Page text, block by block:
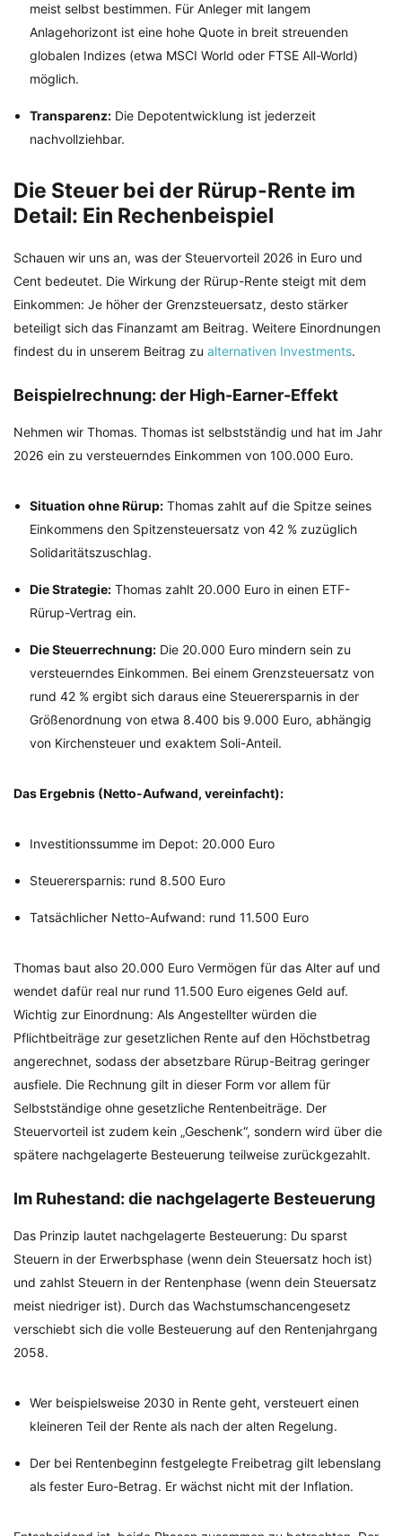
meist selbst bestimmen. Für Anleger mit langem
Anlagehorizont ist eine hohe Quote in breit streuenden
globalen Indizes (etwa MSCI World oder FTSE All-World)
möglich.
Transparenz: Die Depotentwicklung ist jederzeit
nachvollziehbar.
Die Steuer bei der Rürup-Rente im
Detail: Ein Rechenbeispiel
Schauen wir uns an, was der Steuervorteil 2026 in Euro und
Cent bedeutet. Die Wirkung der Rürup-Rente steigt mit dem
Einkommen: Je höher der Grenzsteuersatz, desto stärker
beteiligt sich das Finanzamt am Beitrag. Weitere Einordnungen
findest du in unserem Beitrag zu alternativen Investments.
Beispielrechnung: der High-Earner-Effekt
Nehmen wir Thomas. Thomas ist selbstständig und hat im Jahr
2026 ein zu versteuerndes Einkommen von 100.000 Euro.
Situation ohne Rürup: Thomas zahlt auf die Spitze seines
Einkommens den Spitzensteuersatz von 42 % zuzüglich
Solidaritätszuschlag.
Die Strategie: Thomas zahlt 20.000 Euro in einen ETF-
Rürup-Vertrag ein.
Die Steuerrechnung: Die 20.000 Euro mindern sein zu
versteuerndes Einkommen. Bei einem Grenzsteuersatz von
rund 42 % ergibt sich daraus eine Steuerersparnis in der
Größenordnung von etwa 8.400 bis 9.000 Euro, abhängig
von Kirchensteuer und exaktem Soli-Anteil.
Das Ergebnis (Netto-Aufwand, vereinfacht):
Investitionssumme im Depot: 20.000 Euro
Steuerersparnis: rund 8.500 Euro
Tatsächlicher Netto-Aufwand: rund 11.500 Euro
Thomas baut also 20.000 Euro Vermögen für das Alter auf und
wendet dafür real nur rund 11.500 Euro eigenes Geld auf.
Wichtig zur Einordnung: Als Angestellter würden die
Pflichtbeiträge zur gesetzlichen Rente auf den Höchstbetrag
angerechnet, sodass der absetzbare Rürup-Beitrag geringer
ausfiele. Die Rechnung gilt in dieser Form vor allem für
Selbstständige ohne gesetzliche Rentenbeiträge. Der
Steuervorteil ist zudem kein „Geschenk“, sondern wird über die
spätere nachgelagerte Besteuerung teilweise zurückgezahlt.
Im Ruhestand: die nachgelagerte Besteuerung
Das Prinzip lautet nachgelagerte Besteuerung: Du sparst
Steuern in der Erwerbsphase (wenn dein Steuersatz hoch ist)
und zahlst Steuern in der Rentenphase (wenn dein Steuersatz
meist niedriger ist). Durch das Wachstumschancengesetz
verschiebt sich die volle Besteuerung auf den Rentenjahrgang
2058.
Wer beispielsweise 2030 in Rente geht, versteuert einen
kleineren Teil der Rente als nach der alten Regelung.
Der bei Rentenbeginn festgelegte Freibetrag gilt lebenslang
als fester Euro-Betrag. Er wächst nicht mit der Inflation.